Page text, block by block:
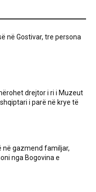
në Gostivar, tre persona
drejtor i ri i Muzeut
i parë në krye të
në gazmend familjar,
nga Bogovina e